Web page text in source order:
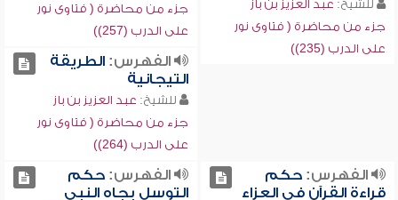
للشيخ: عبد العزيز بن باز
جزء من محاضرة ( فتاوى نور
على الدرب (235))
جزء من محاضرة ( فتاوى نور
على الدرب (257))
الفهرس:الطريقة
التيجانية
للشيخ: عبد العزيز بن باز
جزء من محاضرة ( فتاوى نور
على الدرب (264))
الفهرس:حكم
قراءة القرآن في العزاء
الفهرس:حكم
التوسل بجاه النبي